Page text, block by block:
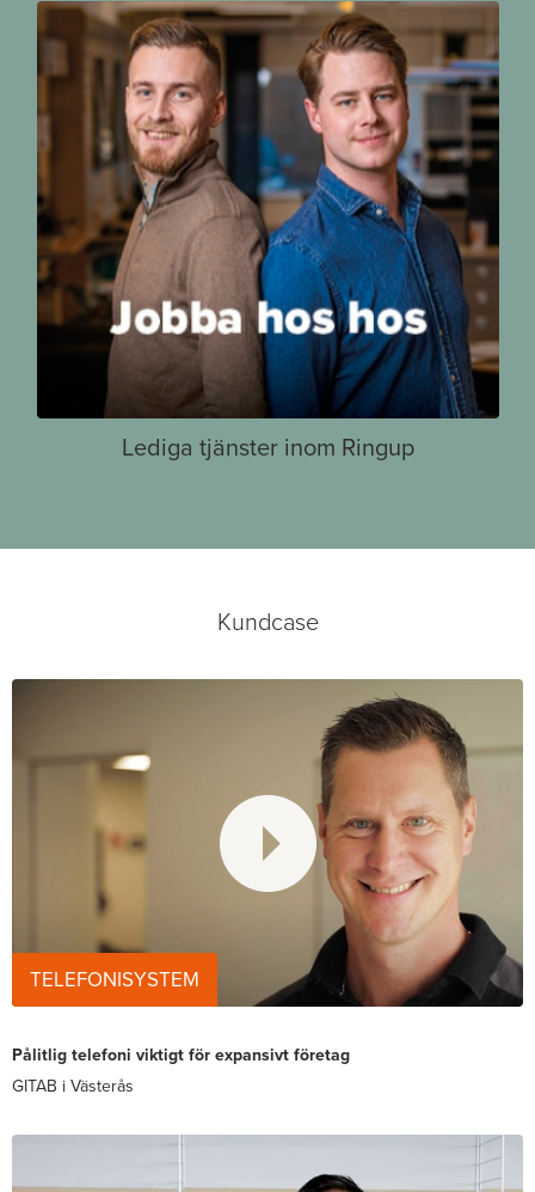
Lediga tjänster inom Ringup
Kundcase
TELEFONISYSTEM
Pålitlig telefoni viktigt för expansivt företag
GITAB i Västerås